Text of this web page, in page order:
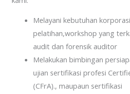
Melayani kebutuhan
pelatihan,workshop yang
audit dan forensik auditor
Melakukan bimbingan
ujian sertifikasi profesi
(CFrA)., maupaun sertifikasi